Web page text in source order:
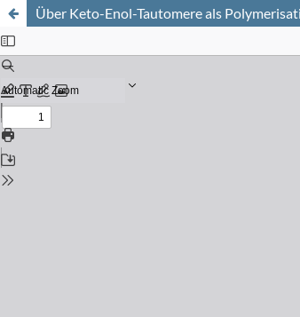
Über Keto-Enol-Tautomere als